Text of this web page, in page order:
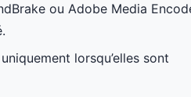
ou Adobe Media
lorsqu’elles sont